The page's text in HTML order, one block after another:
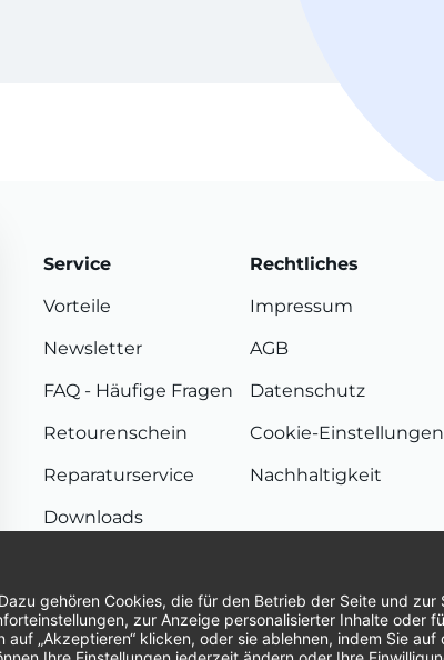
Service
Vorteile
Newsletter
FAQ - Häufige Fragen
Retourenschein
Reparaturservice
Downloads
Rechtliches
Impressum
AGB
Datenschutz
Cookie-Einstellungen
Nachhaltigkeit